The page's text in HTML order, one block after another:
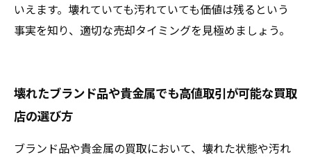
いえます。壊れていても汚れていても価値は残るという
事実を知り、適切な売却タイミングを見極めましょう。
壊れたブランド品や貴金属でも高値取引が可能な買取
店の選び方
ブランド品や貴金属の買取において、壊れた状態や汚れ